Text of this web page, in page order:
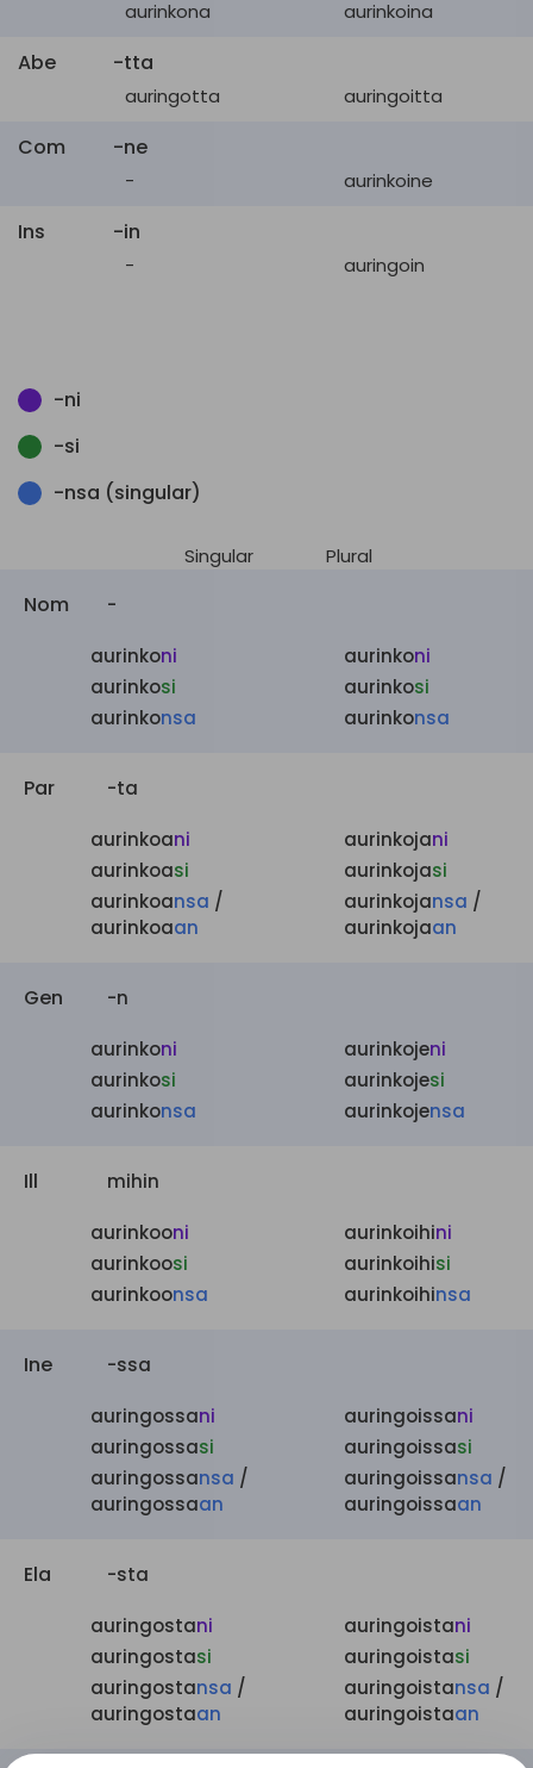
aurinkona aurinkoina
Abe -tta
auringotta auringoitta
Com -ne
- aurinkoine
Ins -in
- auringoin
-ni
-si
-nsa (singular)
Singular Plural
Nom -
aurinkoni
aurinkosi
aurinkonsa
aurinkoni
aurinkosi
aurinkonsa
Par -ta
aurinkoani
aurinkoasi
aurinkoansa /
aurinkoaan
aurinkojani
aurinkojasi
aurinkojansa /
aurinkojaan
Gen -n
aurinkoni
aurinkosi
aurinkonsa
aurinkojeni
aurinkojesi
aurinkojensa
Ill mihin
aurinkooni
aurinkoosi
aurinkoonsa
aurinkoihini
aurinkoihisi
aurinkoihinsa
Ine -ssa
auringossani
auringossasi
auringossansa /
auringossaan
auringoissani
auringoissasi
auringoissansa /
auringoissaan
Ela -sta
auringostani
auringostasi
auringostansa /
auringostaan
auringoistani
auringoistasi
auringoistansa /
auringoistaan